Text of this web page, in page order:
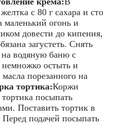
с 80 г сахара и сто
маленький огонь и
довести до кипения,
загустеть. Снять
на водяную баню с
остыть и
порезанного на
тортика:Коржи
посыпать
Поставить тортик в
подачей посыпать